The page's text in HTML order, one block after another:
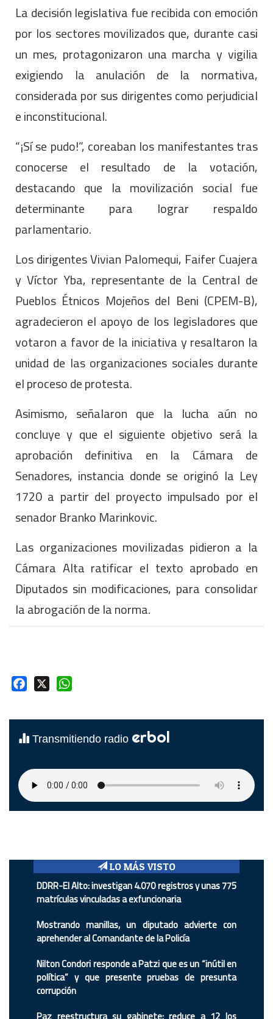
La decisión legislativa fue recibida con emoción
por los sectores movilizados que, durante casi
un mes, protagonizaron una marcha y vigilia
exigiendo la anulación de la normativa,
considerada por sus dirigentes como perjudicial
e inconstitucional.
“¡Sí se pudo!”, coreaban los manifestantes tras
conocerse el resultado de la votación,
destacando que la movilización social fue
determinante para lograr respaldo
parlamentario.
Los dirigentes Vivian Palomequi, Faifer Cuajera
y Víctor Yba, representante de la Central de
Pueblos Étnicos Mojeños del Beni (CPEM-B),
agradecieron el apoyo de los legisladores que
votaron a favor de la iniciativa y resaltaron la
unidad de las organizaciones sociales durante
el proceso de protesta.
Asimismo, señalaron que la lucha aún no
concluye y que el siguiente objetivo será la
aprobación definitiva en la Cámara de
Senadores, instancia donde se originó la Ley
1720 a partir del proyecto impulsado por el
senador Branko Marinkovic.
Las organizaciones movilizadas pidieron a la
Cámara Alta ratificar el texto aprobado en
Diputados sin modificaciones, para consolidar
la abrogación de la norma.
Facebook
Transmitiendo radio erbol
LO MÁS VISTO
DDRR-El Alto: investigan 4.070 registros y unas 775
matrículas vinculadas a exfuncionaria
Mostrando manillas, un diputado advierte con
aprehender al Comandante de la Policía
Nilton Condori responde a Patzi que es un “inútil en
política” y que presente pruebas de presunta
corrupción